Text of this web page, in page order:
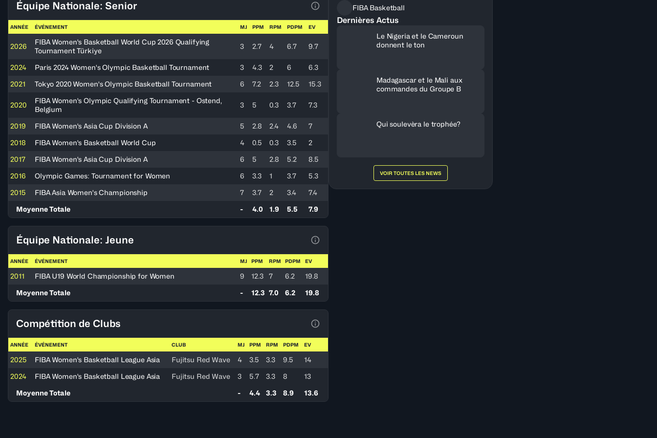
Équipe Nationale: Senior
Voir la Légende du Tableau
ANNÉE ÉVÉNEMENT MJ PPM RPM PDPM EV
2026
FIBA Women's Basketball World Cup 2026 Qualifying
Tournament Türkiye
3 2.7 4 6.7 9.7
2024 Paris 2024 Women's Olympic Basketball Tournament 3 4.3 2 6
6.3
2021
Tokyo 2020 Women's Olympic Basketball Tournament 6 7.2 2.3 12.5 15.3
2020
FIBA Women's Olympic Qualifying Tournament - Ostend,
Belgium
3 5 0.3 3.7 7.3
2019 FIBA Women's Asia Cup Division A 5 2.8 2.4 4.6
7
2018
FIBA Women's Basketball World Cup 4 0.5 0.3 3.5
2
2017
FIBA Women's Asia Cup Division A 6 5 2.8 5.2
8.5
2016
Olympic Games: Tournament for Women 6 3.3 1 3.7
5.3
2015
FIBA Asia Women's Championship 7 3.7 2 3.4
7.4
Moyenne Totale
- 4.0 1.9 5.5 7.9
Équipe Nationale: Jeune
ANNÉE ÉVÉNEMENT MJ PPM RPM PDPM EV
2011 FIBA U19 World Championship for Women 9 12.3 7 6.2
19.8
Moyenne Totale
- 12.3 7.0 6.2 19.8
Compétition de Clubs
ANNÉE ÉVÉNEMENT CLUB MJ PPM RPM PDPM EV
2025 FIBA Women's Basketball League Asia Fujitsu Red Wave 4 3.5 3.3 9.5
14
2024
FIBA Women's Basketball League Asia Fujitsu Red Wave 3 5.7 3.3 8
13
Moyenne Totale
- 4.4 3.3 8.9 13.6
FIBA Basketball
Dernières Actus
Le Nigeria et le Cameroun
donnent le ton
Madagascar et le Mali aux
commandes du Groupe B
Qui soulevèra le trophée?
VOIR TOUTES LES NEWS